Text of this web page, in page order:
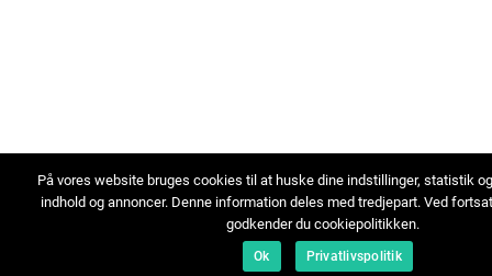
På vores website bruges cookies til at huske dine indstillinger, statistik
indhold og annoncer. Denne information deles med tredjepart. Ved
godkender du cookiepolitikken.
Ok Privatlivspolitik